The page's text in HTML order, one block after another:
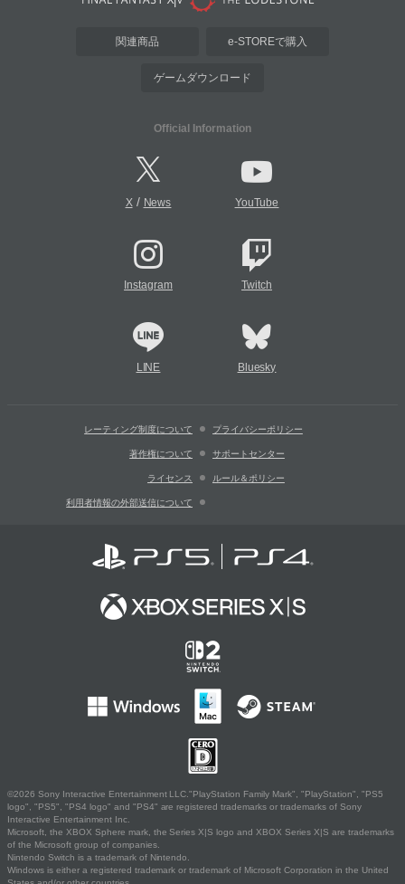
関連商品 e-STOREで購入
ゲームダウンロード
Official Information
X/ News YouTube
Instagram Twitch
LINE Bluesky
レーティング制度について プライバシーポリシー
著作権について サポートセンター
ライセンス ルール＆ポリシー
利用者情報の外部送信について
©2026 Sony Interactive Entertainment LLC."PlayStation Family Mark", "PlayStation", "PS5
logo", "PS5", "PS4 logo" and "PS4" are registered trademarks or trademarks of Sony
Interactive Entertainment Inc.
Microsoft, the XBOX Sphere mark, the Series X|S logo and XBOX Series X|S are trademarks
of the Microsoft group of companies.
Nintendo Switch is a trademark of Nintendo.
Windows is either a registered trademark or trademark of Microsoft Corporation in the United